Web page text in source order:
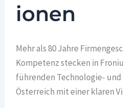
ionen
Mehr als 80 Jahre
Kompetenz stecken in
führenden Technologie-
Österreich mit einer klaren